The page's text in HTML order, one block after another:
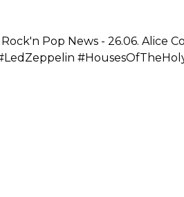
Pop News - 26.06. Alice